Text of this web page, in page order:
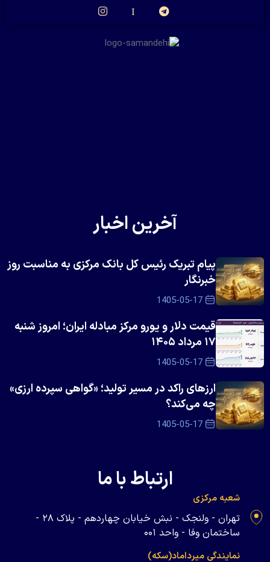
آخرین اخبار
پیام تبریک رئیس کل بانک مرکزی به مناسبت روز
خبرنگار
1405-05-17
قیمت دلار و یورو مرکز مبادله ایران؛ امروز شنبه
۱۷ مرداد ۱۴۰۵
1405-05-17
ارزهای راکد در مسیر تولید؛ «گواهی سپرده ارزی»
چه می‌کند؟
1405-05-17
ارتباط با ما
شعبه مرکزی
تهران - ولنجک - نبش خیابان چهاردهم - پلاک ۲۸ -
ساختمان وفا - واحد ۰۰۱
نمایندگی میرداماد(سکه)